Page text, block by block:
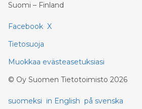
Suomi – Finland
Facebook X
Tietosuoja
Muokkaa evästeasetuksiasi
© Oy Suomen Tietotoimisto 2026
suomeksi in English på svenska